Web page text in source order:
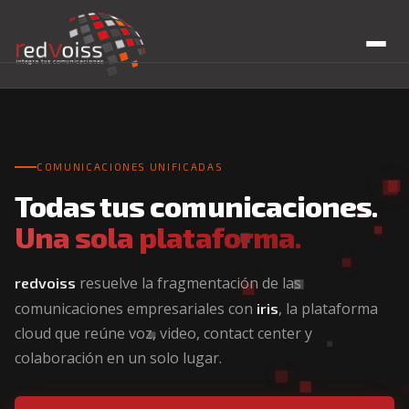
Soluciones
UC Cloud PBX
Contact Center
Vex Video by Zoom
Teams Dialer
Industrias
Retail
Salud
Blog
Quienes Somos
COMUNICACIONES UNIFICADAS
Todas tus comunicaciones.
Una sola plataforma.
redvoiss resuelve la fragmentación de las
comunicaciones empresariales con iris, la plataforma
cloud que reúne voz, video, contact center y
colaboración en un solo lugar.